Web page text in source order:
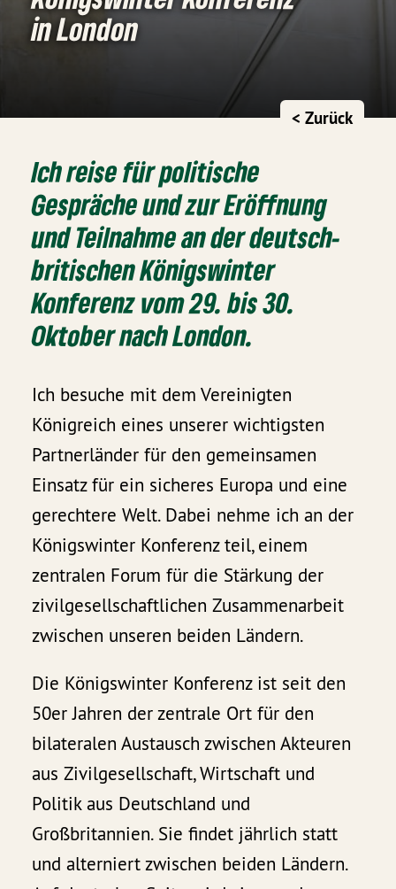
in London
< Zurück
Ich reise für politische
Gespräche und zur Eröffnung
und Teilnahme an der deutsch-
britischen Königswinter
Konferenz vom 29. bis 30.
Oktober nach London.
Ich besuche mit dem Vereinigten
Königreich eines unserer wichtigsten
Partnerländer für den gemeinsamen
Einsatz für ein sicheres Europa und eine
gerechtere Welt. Dabei nehme ich an der
Königswinter Konferenz teil, einem
zentralen Forum für die Stärkung der
zivilgesellschaftlichen Zusammenarbeit
zwischen unseren beiden Ländern.
Die Königswinter Konferenz ist seit den
50er Jahren der zentrale Ort für den
bilateralen Austausch zwischen Akteuren
aus Zivilgesellschaft, Wirtschaft und
Politik aus Deutschland und
Großbritannien. Sie findet jährlich statt
und alterniert zwischen beiden Ländern.